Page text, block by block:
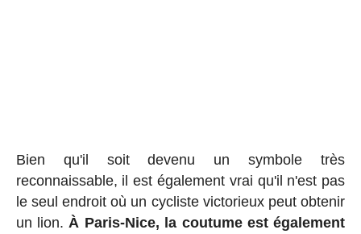
Bien qu'il soit devenu un symbole très
reconnaissable, il est également vrai qu'il n'est pas
le seul endroit où un cycliste victorieux peut obtenir
un lion. À Paris-Nice, la coutume est également